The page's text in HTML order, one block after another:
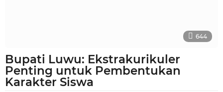
644
Bupati Luwu: Ekstrakurikuler
Penting untuk Pembentukan
Karakter Siswa